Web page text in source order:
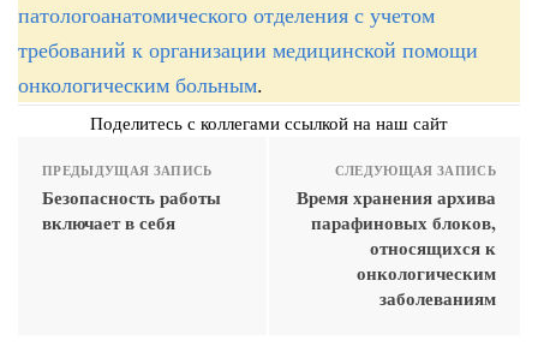
патологоанатомического отделения с учетом
требований к организации медицинской помощи
онкологическим больным.
Поделитесь с коллегами ссылкой на наш сайт
ПРЕДЫДУЩАЯ ЗАПИСЬ
Безопасность работы
включает в себя
СЛЕДУЮЩАЯ ЗАПИСЬ
Время хранения архива
парафиновых блоков,
относящихся к
онкологическим
заболеваниям